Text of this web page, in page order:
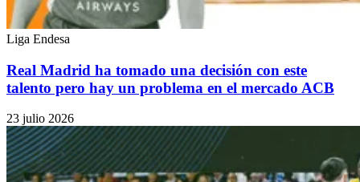
Liga Endesa
Real Madrid ha tomado una decisión con este
talento pero hay un problema en el mercado ACB
23 julio 2026